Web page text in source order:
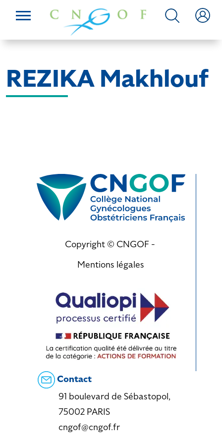
REZIKA Makhlouf
Copyright © CNGOF -
Mentions légales
Contact
91 boulevard de Sébastopol,
75002 PARIS
cngof@cngof.fr